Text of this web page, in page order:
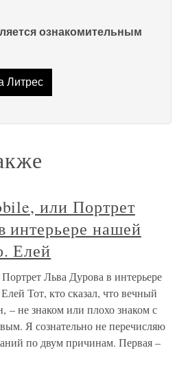
ознакомительным
Литрес
или Портрет
интерьере нашей
Елей
Льва Дурова в интерьере
Тот, кто сказал, что вечный
– не знаком или плохо знаком с
Я сознательно не перечисляю
по двум причинам. Первая –